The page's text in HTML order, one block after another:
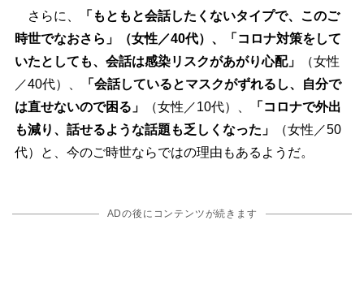
さらに、
「もともと会話したくないタイプで、このご
時世でなおさら」（女性／40代）、「コロナ対策をして
いたとしても、会話は感染リスクがあがり心配」
（女性
／40代）、
「会話しているとマスクがずれるし、自分で
は直せないので困る」
（女性／10代）、
「コロナで外出
も減り、話せるような話題も乏しくなった」
（女性／50
代）と、今のご時世ならではの理由もあるようだ。
ADの後にコンテンツが続きます